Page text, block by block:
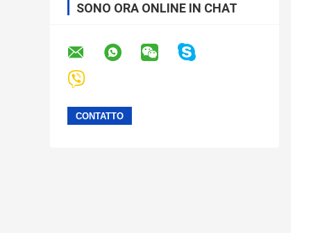
SONO ORA ONLINE IN CHAT